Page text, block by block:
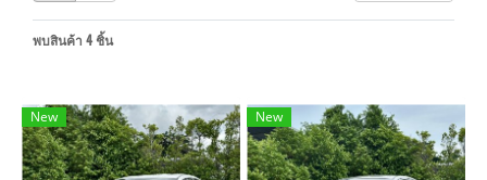
พบสินค้า 4 ชิ้น
New New